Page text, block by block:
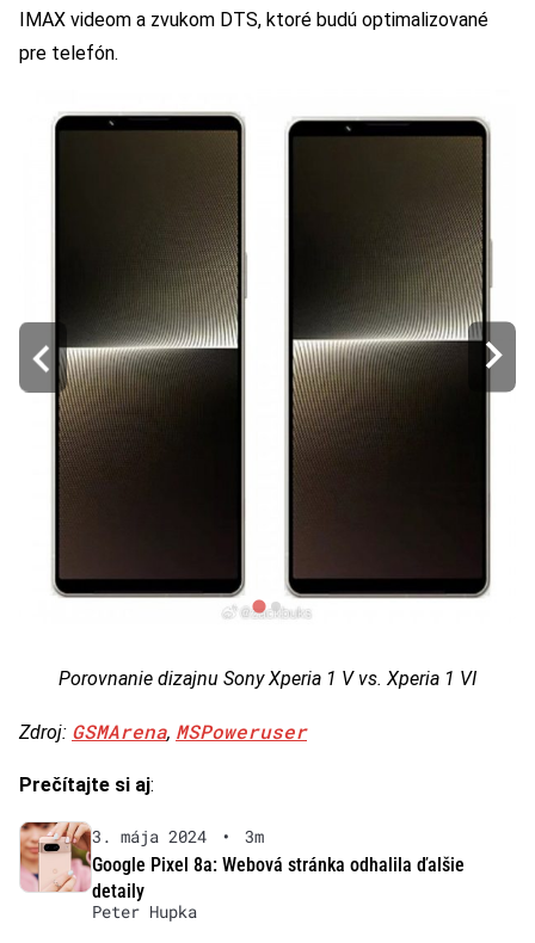
IMAX videom a zvukom DTS, ktoré budú optimalizované
pre telefón.
Porovnanie dizajnu Sony Xperia 1 V vs. Xperia 1 VI
Zdroj: GSMArena, MSPoweruser
Prečítajte si aj:
3. mája 2024 •
3m
Google Pixel 8a: Webová stránka odhalila ďalšie
detaily
Peter Hupka